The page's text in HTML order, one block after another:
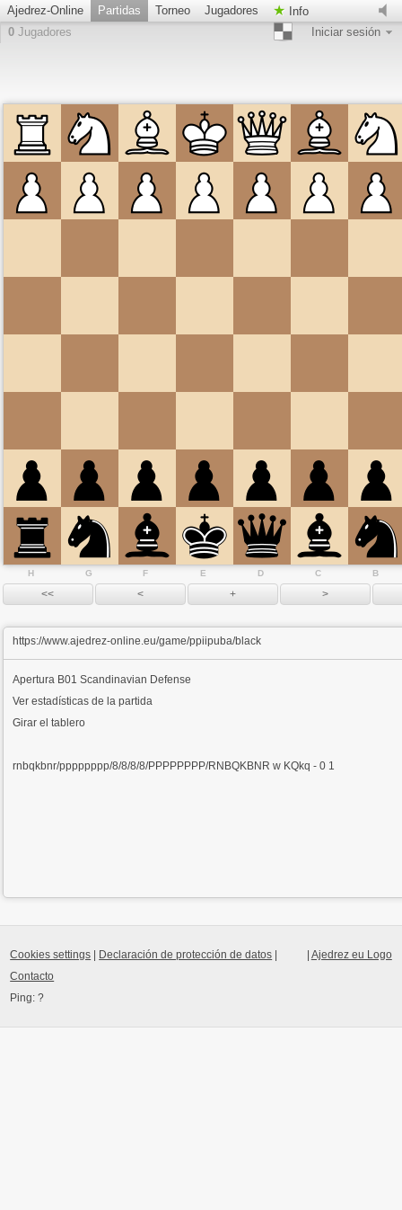
Ajedrez-Online Partidas Torneo Jugadores
Info
0 Jugadores Iniciar sesión
B
C
D
E
F
G
H
https://www.ajedrez-online.eu/game/ppiipuba/black
Apertura B01 Scandinavian Defense
Ver estadísticas de la partida
Girar el tablero
rnbqkbnr/pppppppp/8/8/8/8/PPPPPPPP/RNBQKBNR w KQkq - 0 1
Ajedrez eu Logo
Cookies settings Declaración de protección de datos
Contacto
Ping:?